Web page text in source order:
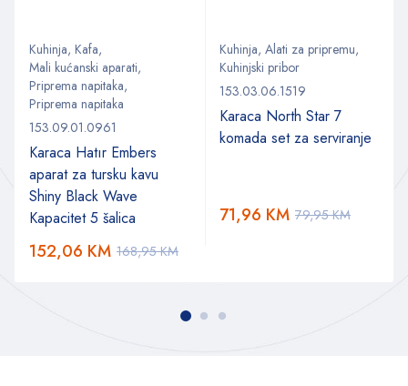
Kuhinja, Kafa,
Mali kućanski aparati,
Priprema napitaka,
Priprema napitaka
153.09.01.0961
Karaca Hatır Embers
aparat za tursku kavu
Shiny Black Wave
Kapacitet 5 šalica
168,95KM
152,06 KM
Kuhinja, Alati za pripremu,
Kuhinjski pribor
153.03.06.1519
Karaca North Star 7
komada set za serviranje
79,95KM
71,96 KM